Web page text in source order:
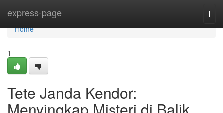
express-page
Home
Home
1
Tete Janda Kendor: